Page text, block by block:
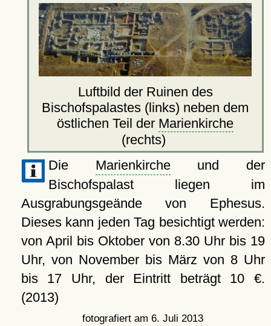
Luftbild der Ruinen des
Bischofspalastes (links) neben dem
östlichen Teil der Marienkirche
(rechts)
Die Marienkircheund der
Bischofspalast liegen im
Ausgrabungsgeände von Ephesus.
Dieses kann jeden Tag besichtigt werden:
von April bis Oktober von 8.30 Uhr bis 19
Uhr, von November bis März von 8 Uhr
bis 17 Uhr, der Eintritt beträgt 10 €.
(2013)
fotografiert am 6. Juli 2013